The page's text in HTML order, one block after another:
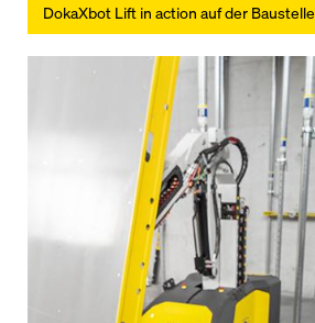
DokaXbot Lift in action auf der Baustelle